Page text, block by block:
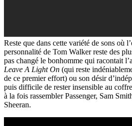
Reste que dans cette variété de sons où
personnalité de Tom Walker reste des
pas changé le bonhomme qui racontait
Leave A Light On (qui reste
de ce premier effort) ou son désir
puis difficile de rester insensible au
à la fois rassembler Passenger, Sam
Sheeran.